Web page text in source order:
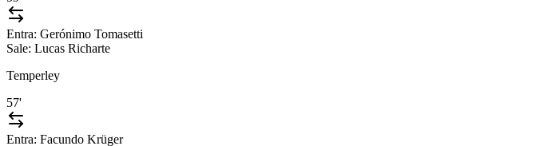
Entra: Gerónimo Tomasetti
Sale: Lucas Richarte
Temperley
57'
Entra: Facundo Krüger